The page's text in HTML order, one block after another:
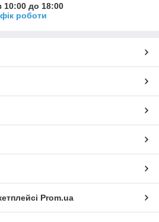
10:00 до 18:00
роботи
Prom.ua